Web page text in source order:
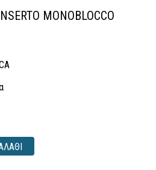
MONOBLOCCO